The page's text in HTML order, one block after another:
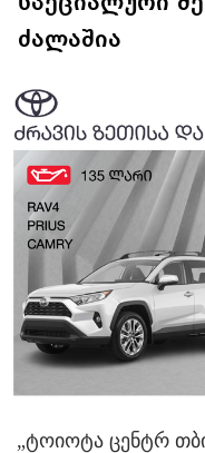
ძალაშია
„ტოიოტა ცენტრ